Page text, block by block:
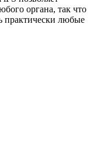
органа, так что
практически любые